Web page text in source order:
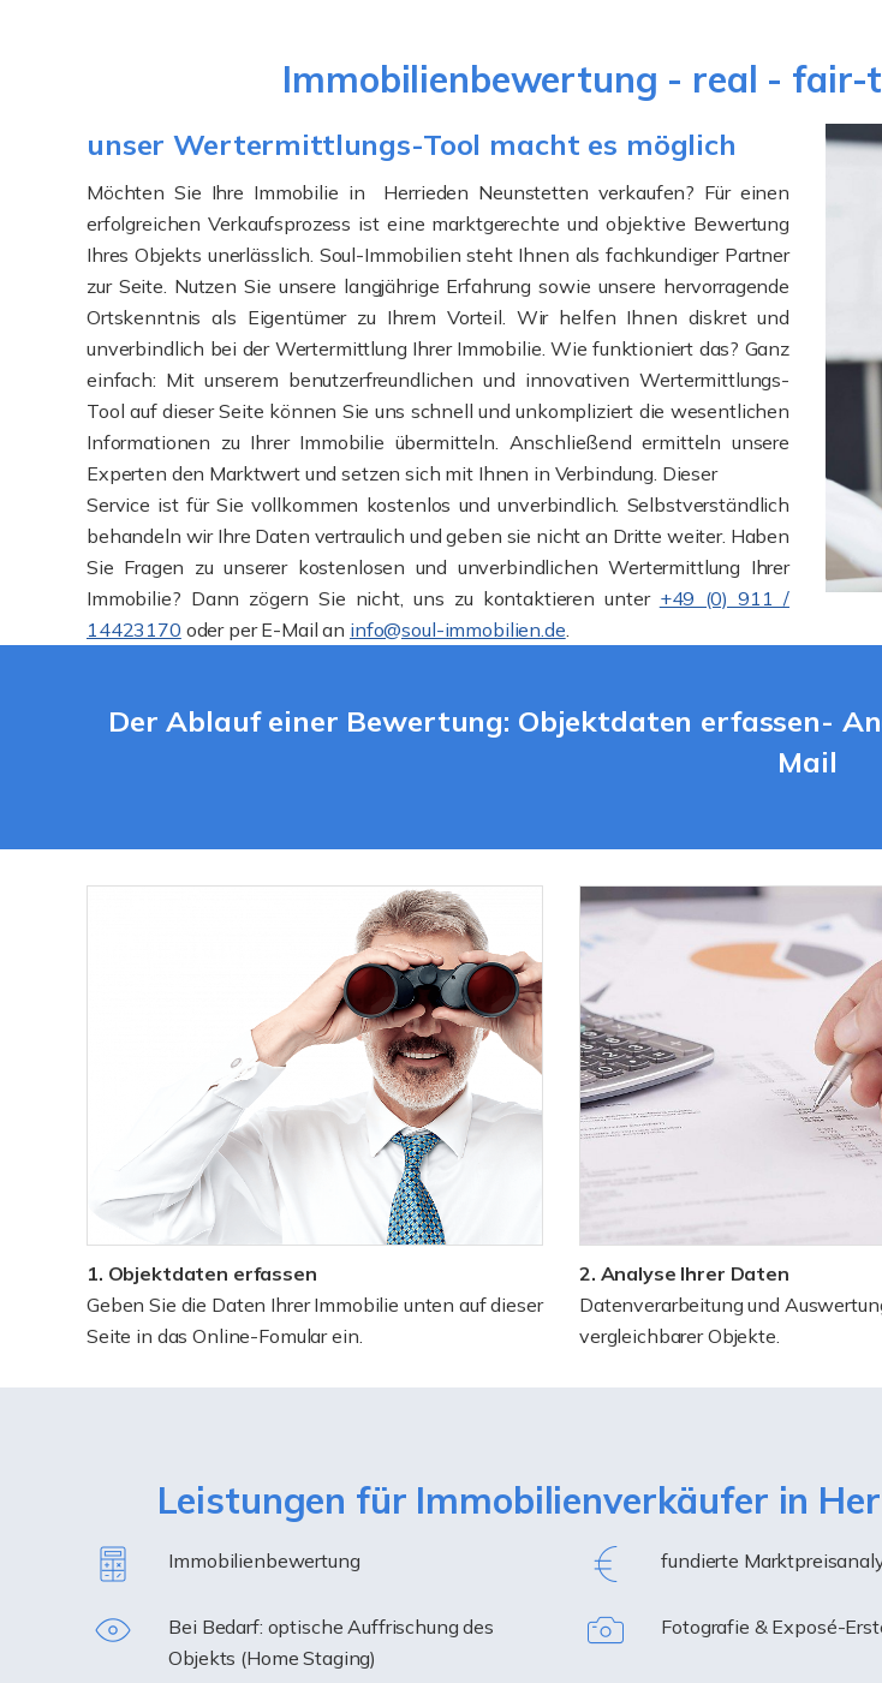
Immobilienbewertung - real -
unser Wertermittlungs-Tool macht es möglich
Möchten Sie Ihre Immobilie in Herrieden Neunstetten verkaufen? Für einen
erfolgreichen Verkaufsprozess ist eine marktgerechte und objektive Bewertung
Ihres Objekts unerlässlich. Soul-Immobilien steht Ihnen als fachkundiger Partner
zur Seite. Nutzen Sie unsere langjährige Erfahrung sowie unsere hervorragende
Ortskenntnis als Eigentümer zu Ihrem Vorteil. Wir helfen Ihnen diskret und
unverbindlich bei der Wertermittlung Ihrer Immobilie. Wie funktioniert das? Ganz
einfach: Mit unserem benutzerfreundlichen und innovativen Wertermittlungs-
Tool auf dieser Seite können Sie uns schnell und unkompliziert die wesentlichen
Informationen zu Ihrer Immobilie übermitteln. Anschließend ermitteln unsere
Experten den Marktwert und setzen sich mit Ihnen in Verbindung. Dieser
Service ist für Sie vollkommen kostenlos und unverbindlich. Selbstverständlich
behandeln wir Ihre Daten vertraulich und geben sie nicht an Dritte weiter. Haben
Sie Fragen zu unserer kostenlosen und unverbindlichen Wertermittlung Ihrer
Immobilie? Dann zögern Sie nicht, uns zu kontaktieren unter +49 (0) 911 /
14423170 oder per E-Mail an info@soul-immobilien.de.
Der Ablauf einer Bewertung: Objektdaten erfassen-
Mail
1. Objektdaten erfassen
Geben Sie die Daten Ihrer Immobilie unten auf dieser
Seite in das Online-Fomular ein.
2. Analyse Ihrer Daten
Datenverarbeitung und
vergleichbarer Objekte.
Leistungen für Immobilienverkäufer in
Immobilienbewertung fundierte
Bei Bedarf: optische Auffrischung des
Objekts (Home Staging)
Fotografie & Exposé-